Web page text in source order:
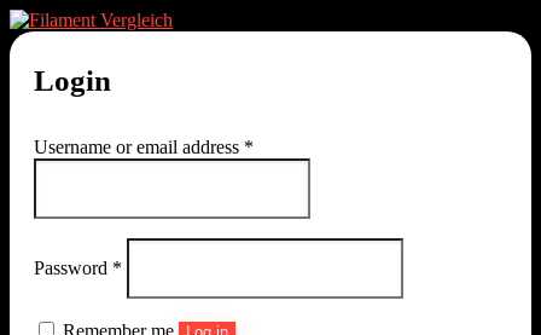
Login
Username or email address *
Password *
Remember me